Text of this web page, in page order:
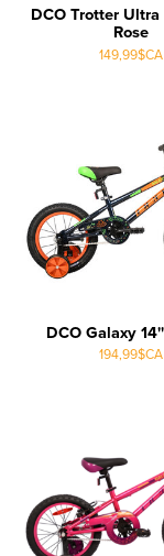
DCO Trotter
Rose
149,99$CA
DCO Galaxy
194,99$CA